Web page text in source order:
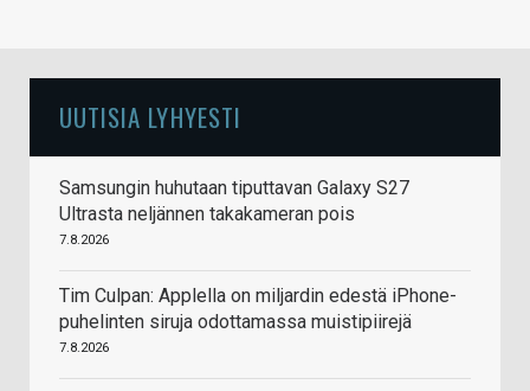
UUTISIA LYHYESTI
Samsungin huhutaan tiputtavan Galaxy S27
Ultrasta neljännen takakameran pois
7.8.2026
Tim Culpan: Applella on miljardin edestä iPhone-
puhelinten siruja odottamassa muistipiirejä
7.8.2026